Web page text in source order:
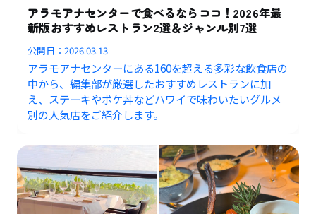
アラモアナセンターで食べるならココ！2026年最
新版おすすめレストラン2選＆ジャンル別7選
公開日：2026.03.13
アラモアナセンターにある160を超える多彩な飲食店の
中から、編集部が厳選したおすすめレストランに加
え、ステーキやポケ丼などハワイで味わいたいグルメ
別の人気店をご紹介します。